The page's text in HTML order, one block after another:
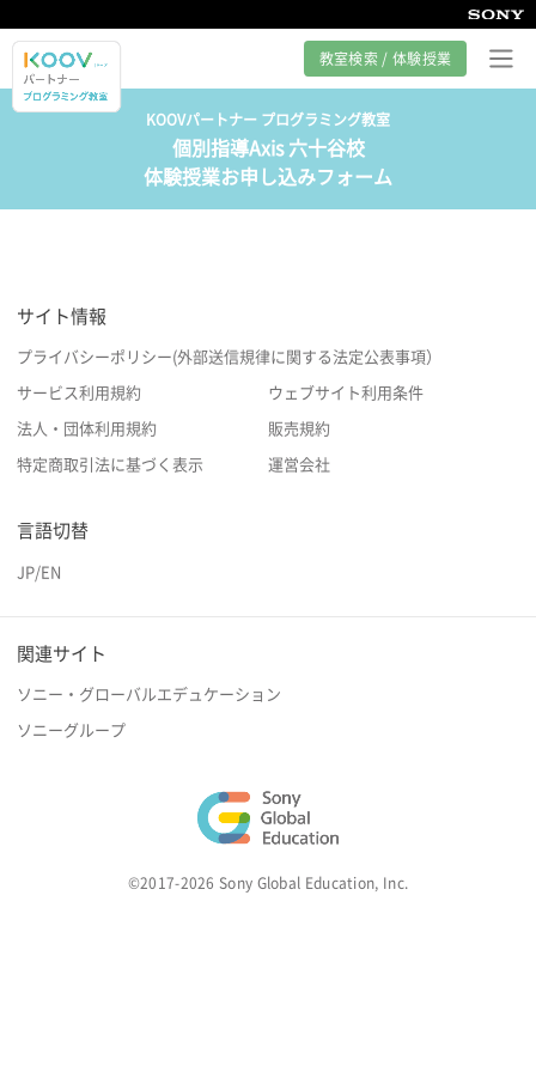
教室検索 / 体験授業
プログラミング教室とは
カリキュラム紹介
サポート
KOOVパートナー プログラミング教室
個別指導Axis 六十谷校
体験授業お申し込みフォーム
サイト情報
プライバシーポリシー(外部送信規律に関する法定公表事項）
サービス利用規約 ウェブサイト利用条件
法人・団体利用規約 販売規約
特定商取引法に基づく表示 運営会社
言語切替
JP/EN
関連サイト
ソニー・グローバルエデュケーション
ソニーグループ
©2017-2026 Sony Global Education, Inc.